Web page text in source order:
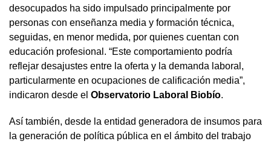
desocupados ha sido impulsado principalmente por
personas con enseñanza media y formación técnica,
seguidas, en menor medida, por quienes cuentan con
educación profesional. “Este comportamiento podría
reflejar desajustes entre la oferta y la demanda laboral,
particularmente en ocupaciones de calificación media”,
indicaron desde el Observatorio Laboral Biobío.
Así también, desde la entidad generadora de insumos para
la generación de política pública en el ámbito del trabajo